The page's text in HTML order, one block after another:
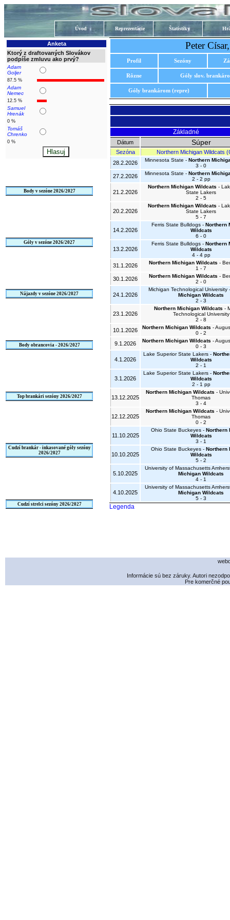
Úvod Reprezentácie Štatistiky
Anketa
Ktorý z draftovaných Slovákov
podpíše zmluvu ako prvý?
Adam
Goljer
87.5 %
Adam
Nemec
12.5 %
Samuel
Hrenák
0 %
Tomáš
Chrenko
0 %
Body v sezóne 2026/2027
Góly v sezóne 2026/2027
Nájazdy v sezóne 2026/2027
Body obrancovia - 2026/2027
Top brankári sezóny 2026/2027
Cudzí brankár - inkasované góly sezóny
2026/2027
Cudzí strelci sezóny 2026/2027
Peter
Profil Sezóny
Rôzne Góly slov.
Góly brankárom (repre)
Základné
Dátum Súper
Sezóna
Northern Michigan Wildcats
28.2.2026
Minnesota State - Northern
3 - 0
27.2.2026 Minnesota State - Northern
2 - 2 pp
21.2.2026
Northern Michigan Wildcats -
State Lakers
2 - 5
20.2.2026
Northern Michigan Wildcats -
State Lakers
5 - 7
14.2.2026
Ferris State Bulldogs - Northern
Wildcats
6 - 0
13.2.2026
Ferris State Bulldogs - Northern
Wildcats
4 - 4 pp
31.1.2026 Northern Michigan Wildcats -
1 - 7
30.1.2026 Northern Michigan Wildcats -
2 - 0
24.1.2026
Michigan Technological University
Michigan Wildcats
2 - 3
23.1.2026
Northern Michigan Wildcats -
Technological University
2 - 8
10.1.2026 Northern Michigan Wildcats -
0 - 2
9.1.2026 Northern Michigan Wildcats -
0 - 3
4.1.2026
Lake Superior State Lakers -
Wildcats
2 - 1
3.1.2026
Lake Superior State Lakers -
Wildcats
2 - 1 pp
13.12.2025
Northern Michigan Wildcats -
Thomas
3 - 4
12.12.2025
Northern Michigan Wildcats -
Thomas
0 - 2
11.10.2025
Ohio State Buckeyes - Northern
Wildcats
3 - 1
10.10.2025
Ohio State Buckeyes - Northern
Wildcats
5 - 2
5.10.2025
University of Massachusetts
Michigan Wildcats
4 - 1
4.10.2025
University of Massachusetts
Michigan Wildcats
5 - 3
Legenda
Informácie sú bez záruky. Autori
Pre komerčné